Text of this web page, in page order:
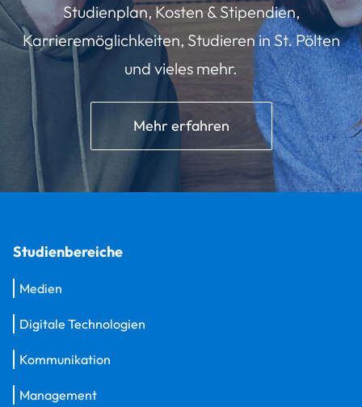
Studienplan, Kosten & Stipendien,
Karrieremöglichkeiten, Studieren in St. Pölten
und vieles mehr.
Mehr erfahren
Studienbereiche
Medien
Digitale Technologien
Kommunikation
Management